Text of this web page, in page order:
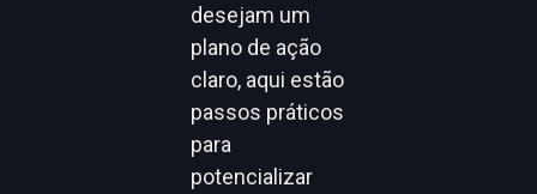
desejam um
plano de ação
claro, aqui estão
passos práticos
para
potencializar